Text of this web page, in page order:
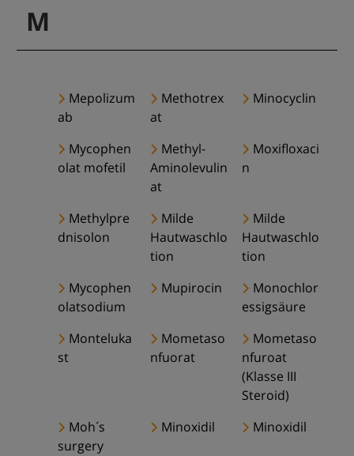
M
Mepolizum
ab
Methotrex
at
Minocyclin
Mycophen
olat mofetil
Methyl-
Aminolevulin
at
Moxifloxaci
n
Methylpre
dnisolon
Milde
Hautwaschlo
tion
Milde
Hautwaschlo
tion
Mycophen
olatsodium
Mupirocin
Monochlor
essigsäure
Monteluka
st
Mometaso
nfuorat
Mometaso
nfuroat
(Klasse III
Steroid)
Moh´s
surgery
Minoxidil Minoxidil